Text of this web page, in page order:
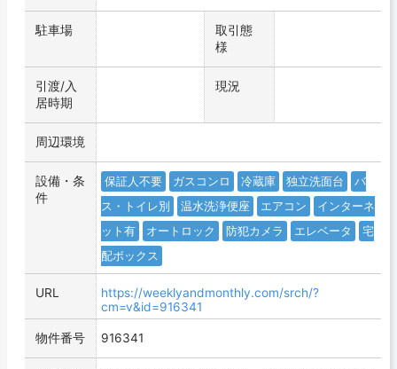
駐車場
取引態
様
引渡/入
居時期
現況
周辺環境
設備・条
件
保証人不要 ガスコンロ 冷蔵庫 独立洗面台
バ
ス・トイレ別
温水洗浄便座 エアコン
インターネ
ット有
オートロック 防犯カメラ エレベータ
宅
配ボックス
URL
https://weeklyandmonthly.com/srch/?
cm=v&id=916341
物件番号 916341